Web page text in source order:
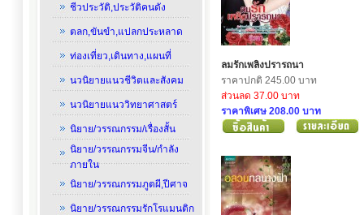
ชีวประวัติ,ประวัติคนดัง
ตลก,ขันขำ,แปลกประหลาด
ท่องเที่ยว,เดินทาง,แผนที่
นวนิยายแนวชีวิตและสังคม
นวนิยายแนววิทยาศาสตร์
นิยาย/วรรณกรรม/เรื่องสั้น
นิยาย/วรรณกรรมจีน/กำลัง
ภายใน
นิยาย/วรรณกรรมภูตผี,ปีศาจ
นิยาย/วรรณกรรมรักโรแมนติก
ลมรักเพลิงปรารถนา
ราคาปกติ 245.00 บาท
ส่วนลด 37.00 บาท
ราคาพิเศษ 208.00 บาท